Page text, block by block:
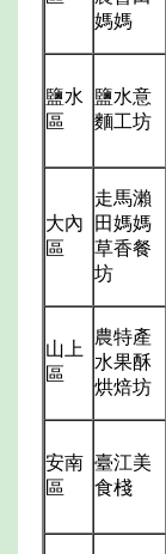
媽媽
鹽水
區
鹽水意
麵工坊
大內
區
走馬瀨
田媽媽
草香餐
坊
山上
區
農特產
水果酥
烘焙坊
安南
區
臺江美
食棧